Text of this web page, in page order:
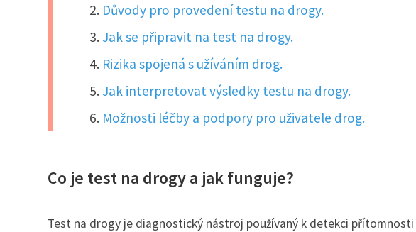
Důvody pro provedení testu na drogy.
Jak se připravit na test na drogy.
Rizika spojená s užíváním drog.
Jak interpretovat výsledky testu na drogy.
Možnosti léčby a podpory pro uživatele drog.
Co je test na drogy a jak funguje?
Test na drogy je diagnostický nástroj používaný k detekci